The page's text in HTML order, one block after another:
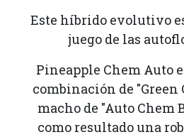
Este híbrido evolutivo
juego de las
Pineapple Chem Auto
combinación de "Green
macho de "Auto Chem
como resultado una